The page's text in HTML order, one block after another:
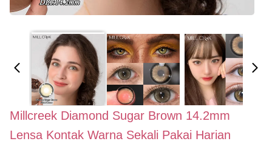
Millcreek Diamond Sugar Brown 14.2mm
Lensa Kontak Warna Sekali Pakai Harian